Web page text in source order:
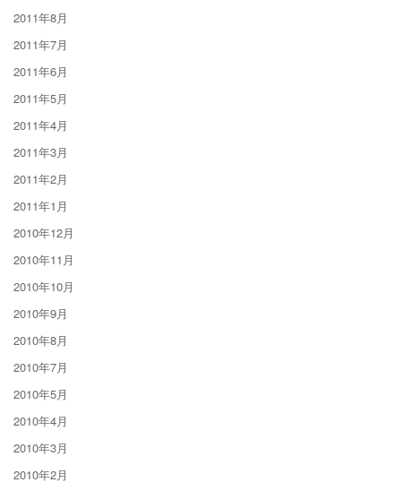
2011年8月
2011年7月
2011年6月
2011年5月
2011年4月
2011年3月
2011年2月
2011年1月
2010年12月
2010年11月
2010年10月
2010年9月
2010年8月
2010年7月
2010年5月
2010年4月
2010年3月
2010年2月